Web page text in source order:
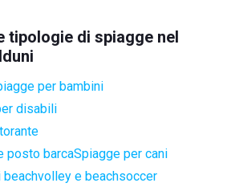
tipologie di spiagge nel
per bambini
disabili
posto barcaSpiagge per cani
e beachsoccer